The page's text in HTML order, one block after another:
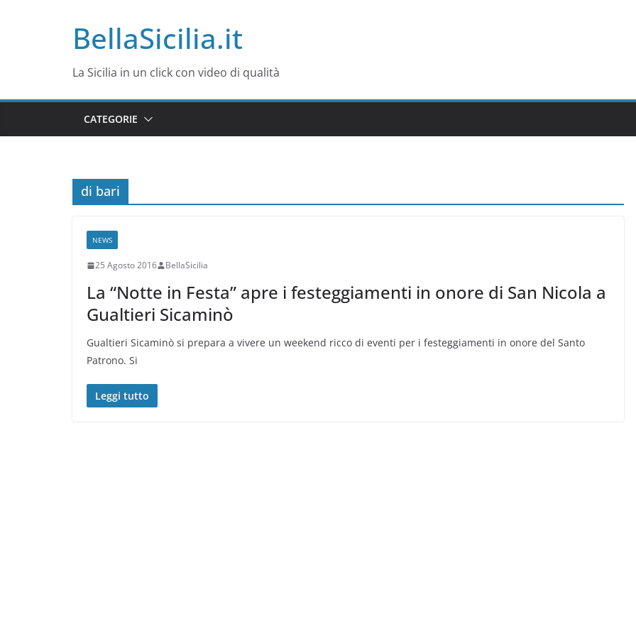
BellaSicilia.it
La Sicilia in un click con video di qualità
CATEGORIE
di bari
NEWS
25 Agosto 2016 BellaSicilia
La “Notte in Festa” apre i festeggiamenti in onore di San Nicola a
Gualtieri Sicaminò
Gualtieri Sicaminò si prepara a vivere un weekend ricco di eventi per i festeggiamenti in onore del Santo
Patrono. Si
Leggi tutto